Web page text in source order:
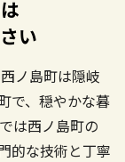
い
西ノ島町は隠岐
で、穏やかな暮
は西ノ島町の
的な技術と丁寧